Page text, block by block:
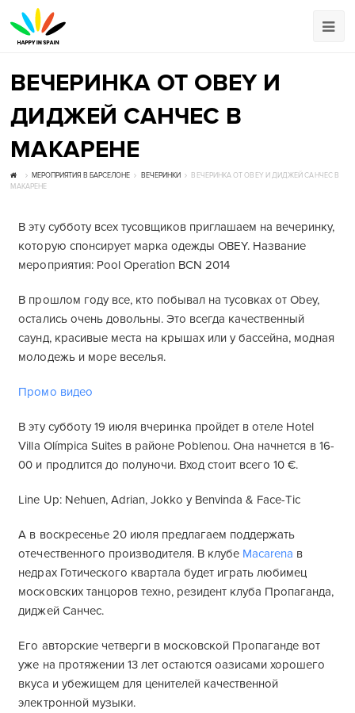
ВЕЧЕРИНКА ОТ OBEY И
ДИДЖЕЙ САНЧЕС В
МАКАРЕНЕ
МЕРОПРИЯТИЯ В БАРСЕЛОНЕ ВЕЧЕРИНКИ
ВЕЧЕРИНКА ОТ OBEY И ДИДЖЕЙ САНЧЕС В
МАКАРЕНЕ
В эту субботу всех тусовщиков приглашаем на вечеринку,
которую спонсирует марка одежды OBEY. Название
мероприятия: Pool Operation BCN 2014
В прошлом году все, кто побывал на тусовках от Obey,
остались очень довольны. Это всегда качественный
саунд, красивые места на крышах или у бассейна, модная
молодежь и море веселья.
Промо видео
В эту субботу 19 июля вчеринка пройдет в отеле Hotel
Villa Olímpica Suites в районе Poblenou. Она начнется в 16-
00 и продлится до полуночи. Вход стоит всего 10 €.
Line Up: Nehuen, Adrian, Jokko y Benvinda & Face-Tic
А в воскресенье 20 июля предлагаем поддержать
отечественного производителя. В клубе Macarena в
недрах Готического квартала будет играть любимец
московских танцоров техно, резидент клуба Пропаганда,
диджей Санчес.
Его авторские четверги в московской Пропаганде вот
уже на протяжении 13 лет остаются оазисами хорошего
вкуса и убежищем для ценителей качественной
электронной музыки.